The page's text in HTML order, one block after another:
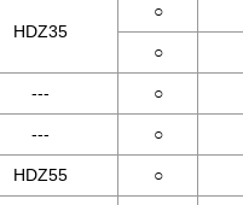
HDZ35
○
○
--- ○
--- ○
HDZ55 ○